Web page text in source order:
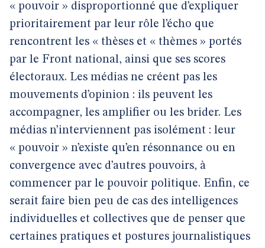
« pouvoir » disproportionné que d’expliquer
prioritairement par leur rôle l’écho que
rencontrent les « thèses et « thèmes » portés
par le Front national, ainsi que ses scores
électoraux. Les médias ne créent pas les
mouvements d’opinion : ils peuvent les
accompagner, les amplifier ou les brider. Les
médias n’interviennent pas isolément : leur
« pouvoir » n’existe qu’en résonnance ou en
convergence avec d’autres pouvoirs, à
commencer par le pouvoir politique. Enfin, ce
serait faire bien peu de cas des intelligences
individuelles et collectives que de penser que
certaines pratiques et postures journalistiques